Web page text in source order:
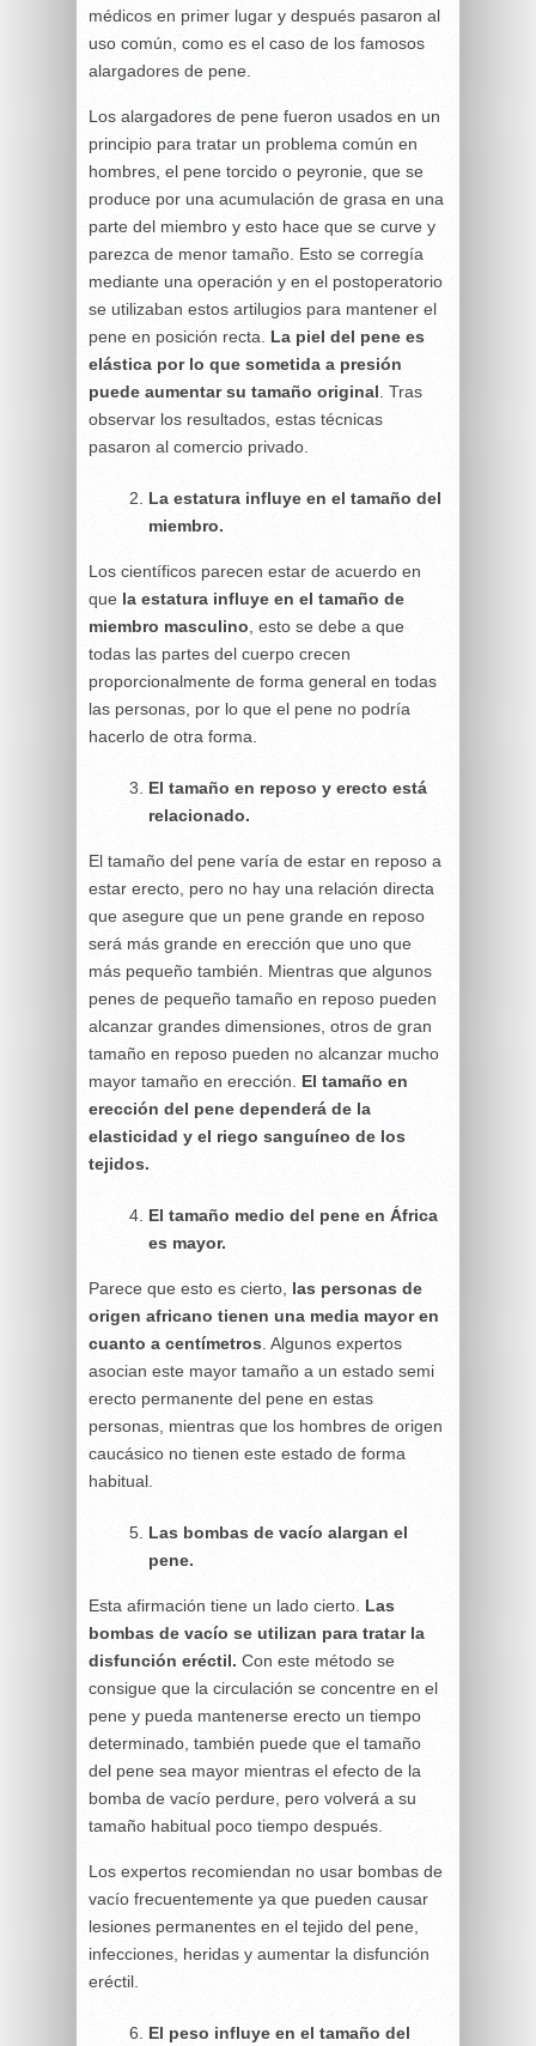
médicos en primer lugar y después pasaron al
uso común, como es el caso de los famosos
alargadores de pene.
Los alargadores de pene fueron usados en un
principio para tratar un problema común en
hombres, el pene torcido o peyronie, que se
produce por una acumulación de grasa en una
parte del miembro y esto hace que se curve y
parezca de menor tamaño. Esto se corregía
mediante una operación y en el postoperatorio
se utilizaban estos artilugios para mantener el
pene en posición recta. La piel del pene es
elástica por lo que sometida a presión
puede aumentar su tamaño original . Tras
observar los resultados, estas técnicas
pasaron al comercio privado.
La estatura influye en el tamaño del
miembro.
Los científicos parecen estar de acuerdo en
que la estatura influye en el tamaño de
miembro masculino , esto se debe a que
todas las partes del cuerpo crecen
proporcionalmente de forma general en todas
las personas, por lo que el pene no podría
hacerlo de otra forma.
El tamaño en reposo y erecto está
relacionado.
El tamaño del pene varía de estar en reposo a
estar erecto, pero no hay una relación directa
que asegure que un pene grande en reposo
será más grande en erección que uno que
más pequeño también. Mientras que algunos
penes de pequeño tamaño en reposo pueden
alcanzar grandes dimensiones, otros de gran
tamaño en reposo pueden no alcanzar mucho
mayor tamaño en erección. El tamaño en
erección del pene dependerá de la
elasticidad y el riego sanguíneo de los
tejidos.
El tamaño medio del pene en África
es mayor.
Parece que esto es cierto, las personas de
origen africano tienen una media mayor en
cuanto a centímetros . Algunos expertos
asocian este mayor tamaño a un estado semi
erecto permanente del pene en estas
personas, mientras que los hombres de origen
caucásico no tienen este estado de forma
habitual.
Las bombas de vacío alargan el
pene.
Esta afirmación tiene un lado cierto. Las
bombas de vacío se utilizan para tratar la
disfunción eréctil. Con este método se
consigue que la circulación se concentre en el
pene y pueda mantenerse erecto un tiempo
determinado, también puede que el tamaño
del pene sea mayor mientras el efecto de la
bomba de vacío perdure, pero volverá a su
tamaño habitual poco tiempo después.
Los expertos recomiendan no usar bombas de
vacío frecuentemente ya que pueden causar
lesiones permanentes en el tejido del pene,
infecciones, heridas y aumentar la disfunción
eréctil.
El peso influye en el tamaño del